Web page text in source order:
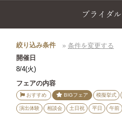
ブライダ
絞り込み条件 » 条件を変更する
開催日
8/4(火)
フェアの内容
おすすめ BIGフェア 模擬挙式
演出体験 相談会 土日祝 平日 午前